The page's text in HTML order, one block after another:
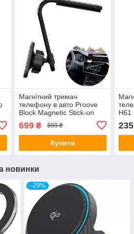
Магнітний тримач
телефону в авто Proove
Block Magnetic Stick-on
699₴ 899 ₴
Купити
H61
7")
235
новинки
–29%